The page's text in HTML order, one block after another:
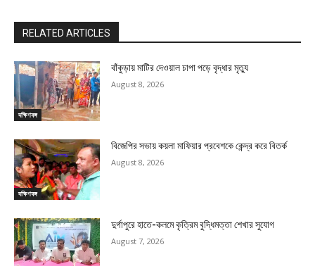
RELATED ARTICLES
দক্ষিণবঙ্গ
বাঁকুড়ায় মাটির দেওয়াল চাপা পড়ে বৃদ্ধার মৃত্যু
August 8, 2026
দক্ষিণবঙ্গ
বিজেপির সভায় কয়লা মাফিয়ার প্রবেশকে কেন্দ্র করে বিতর্ক
August 8, 2026
দুর্গাপুরে হাতে-কলমে কৃত্রিম বুদ্ধিমত্তা শেখার সুযোগ
August 7, 2026